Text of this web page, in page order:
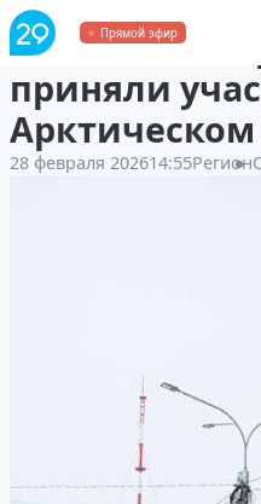
Прямой эфир
Более 500
приняли
Арктическом
28 февраля 202614:55Регион